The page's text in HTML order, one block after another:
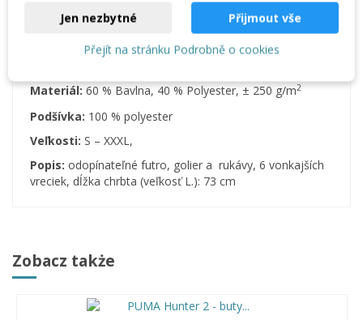
Warianty produktu
Materiál: 60 % Bavlna, 40 % Polyester, ± 250 g/m2
Podšívka: 100 % polyester
Veľkosti: S – XXXL,
Popis: odopínateľné futro, golier a rukávy, 6 vonkajších
vreciek, dĺžka chrbta (veľkosť L.): 73 cm
Zobacz także
Jen nezbytné Přijmout vše
Přejít na stránku Podrobně o cookies